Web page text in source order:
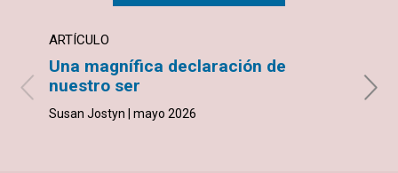
ARTÍCULO
Una magnífica declaración de
nuestro ser
Susan Jostyn | mayo 2026